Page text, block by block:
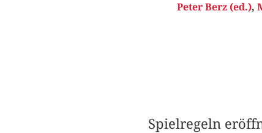
Peter Berz (ed.),
Spielregeln